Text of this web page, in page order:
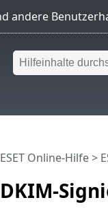
DKIM-
ESET Online-Hilfe>